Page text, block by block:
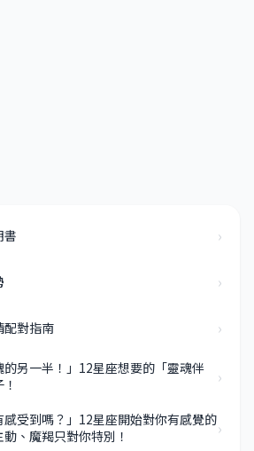
書 ›
›
配對指南 ›
的另一半！」12星座想要的「靈魂伴
›
感受到嗎？」12星座開始對你有感覺的
、魔羯只對你特別！
›